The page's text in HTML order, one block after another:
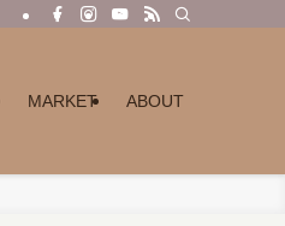
MARKET ABOUT